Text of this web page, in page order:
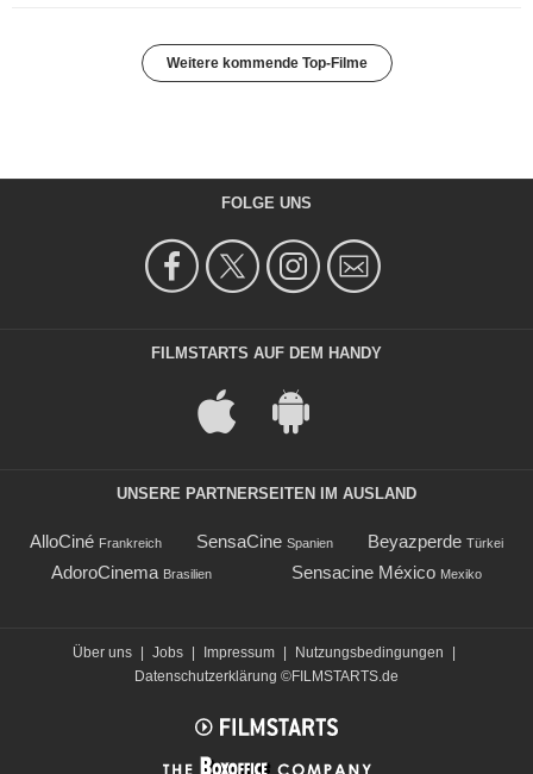
Weitere kommende Top-Filme
FOLGE UNS
FILMSTARTS AUF DEM HANDY
UNSERE PARTNERSEITEN IM AUSLAND
AlloCiné Frankreich SensaCine Spanien Beyazperde Türkei
AdoroCinema Brasilien Sensacine México Mexiko
Über uns | Jobs | Impressum | Nutzungsbedingungen
|
Datenschutzerklärung ©FILMSTARTS.de